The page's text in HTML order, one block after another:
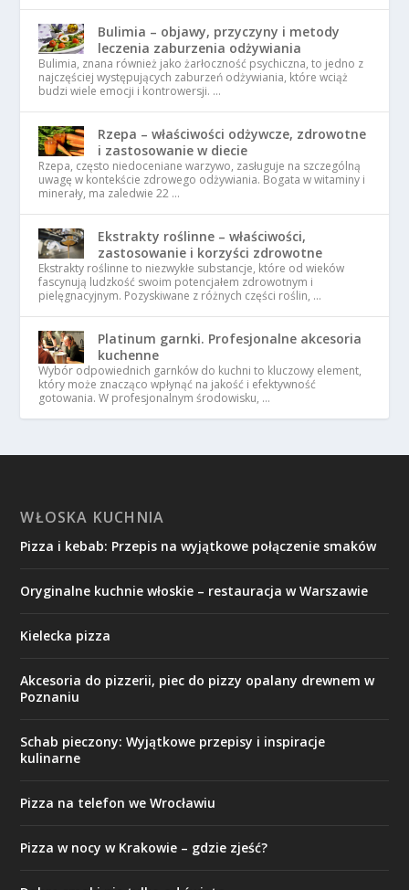
Bulimia – objawy, przyczyny i metody
leczenia zaburzenia odżywiania
Bulimia, znana również jako żarłoczność psychiczna, to jedno z
najczęściej występujących zaburzeń odżywiania, które wciąż
budzi wiele emocji i kontrowersji. …
Rzepa – właściwości odżywcze, zdrowotne
i zastosowanie w diecie
Rzepa, często niedoceniane warzywo, zasługuje na szczególną
uwagę w kontekście zdrowego odżywiania. Bogata w witaminy i
minerały, ma zaledwie 22 …
Ekstrakty roślinne – właściwości,
zastosowanie i korzyści zdrowotne
Ekstrakty roślinne to niezwykłe substancje, które od wieków
fascynują ludzkość swoim potencjałem zdrowotnym i
pielęgnacyjnym. Pozyskiwane z różnych części roślin, …
Platinum garnki. Profesjonalne akcesoria
kuchenne
Wybór odpowiednich garnków do kuchni to kluczowy element,
który może znacząco wpłynąć na jakość i efektywność
gotowania. W profesjonalnym środowisku, …
WŁOSKA KUCHNIA
Pizza i kebab: Przepis na wyjątkowe połączenie smaków
Oryginalne kuchnie włoskie – restauracja w Warszawie
Kielecka pizza
Akcesoria do pizzerii, piec do pizzy opalany drewnem w
Poznaniu
Schab pieczony: Wyjątkowe przepisy i inspiracje
kulinarne
Pizza na telefon we Wrocławiu
Pizza w nocy w Krakowie – gdzie zjeść?